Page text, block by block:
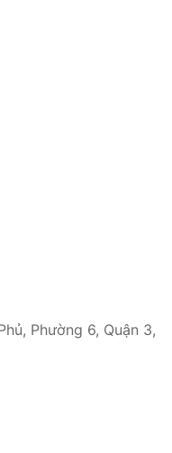
Phường 6, Quận 3,